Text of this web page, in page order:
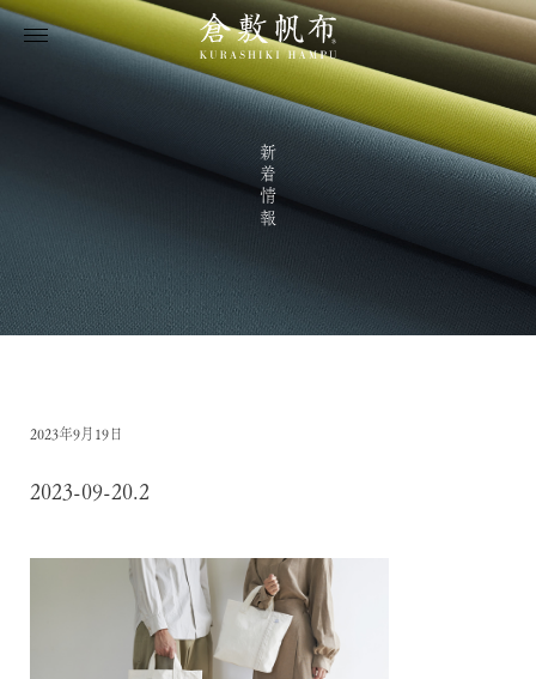
新着情報
2023年9月19日
2023-09-20.2